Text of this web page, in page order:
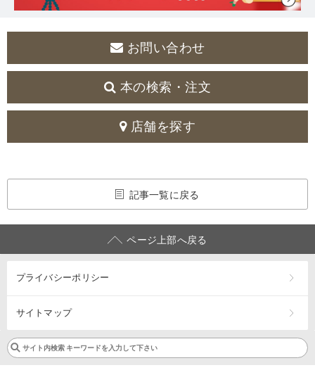
お問い合わせ
本の検索・注文
店舗を探す
記事一覧に戻る
ページ上部へ戻る
プライバシーポリシー
サイトマップ